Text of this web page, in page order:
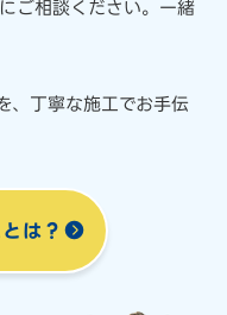
ご相談ください。 一緒
丁寧な施工でお手伝
は？